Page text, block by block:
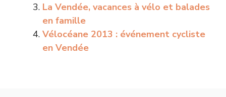
La Vendée, vacances à vélo et balades
en famille
Vélocéane 2013 : événement cycliste
en Vendée